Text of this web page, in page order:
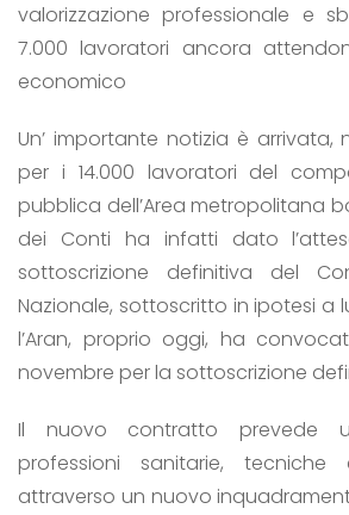
valorizzazione professionale e
7.000 lavoratori ancora
economico
Un’ importante notizia è arrivata,
per i 14.000 lavoratori del
pubblica dell’Area metropolitana
dei Conti ha infatti dato
sottoscrizione definitiva del
Nazionale, sottoscritto in ipotesi a
l’Aran, proprio oggi, ha
novembre per la sottoscrizione
Il nuovo contratto prevede
professioni sanitarie, tecniche
attraverso un nuovo